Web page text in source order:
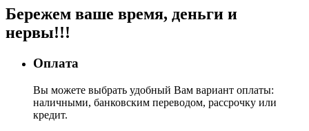
Бережем ваше время, деньги и
нервы!!!
Оплата
Вы можете выбрать удобный Вам вариант оплаты:
наличными, банковским переводом, рассрочку или
кредит.